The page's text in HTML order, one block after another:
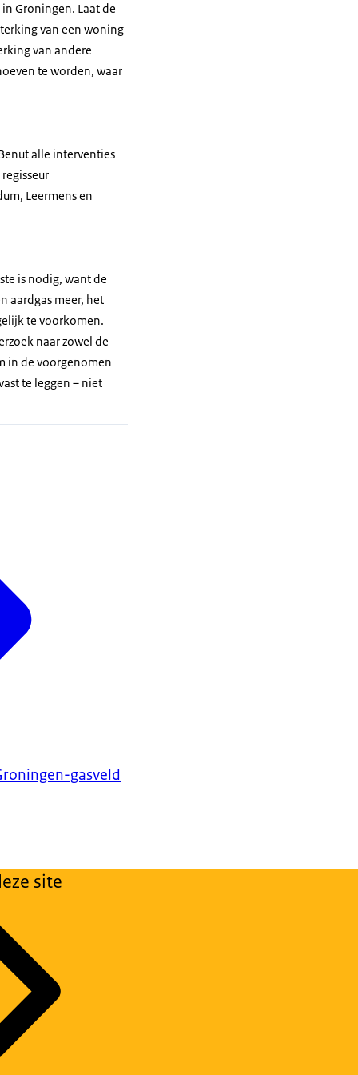
Groningen. Laat de
van een woning
van andere
te worden, waar
alle interventies
Leermens en
is nodig, want de
aardgas meer, het
te voorkomen.
naar zowel de
in de voorgenomen
te leggen – niet
gasveld
site